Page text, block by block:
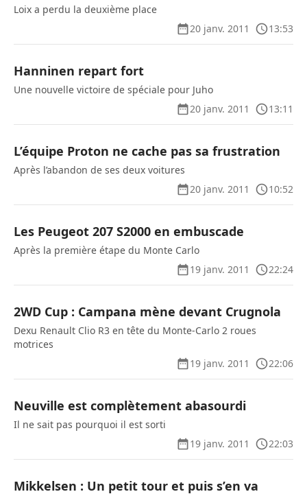
Loix a perdu la deuxième place
20 janv. 2011
13:53
Hanninen repart fort
Une nouvelle victoire de spéciale pour Juho
20 janv. 2011
13:11
L’équipe Proton ne cache pas sa frustration
Après l’abandon de ses deux voitures
20 janv. 2011
10:52
Les Peugeot 207 S2000 en embuscade
Après la première étape du Monte Carlo
19 janv. 2011
22:24
2WD Cup : Campana mène devant Crugnola
Dexu Renault Clio R3 en tête du Monte-Carlo 2 roues
motrices
19 janv. 2011
22:06
Neuville est complètement abasourdi
Il ne sait pas pourquoi il est sorti
19 janv. 2011
22:03
Mikkelsen : Un petit tour et puis s’en va